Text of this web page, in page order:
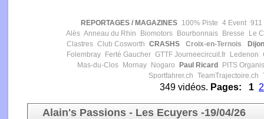
REPORTAGES / MAGAZINES 100% Piste 4 Event 911
Alès Anneau du Rhin Biomotors Bourbonnais Bresse
Le
Clastres Club Cosworth CRASHS Croix-en-Ternois
Folembray
Ferté Gaucher GTTFJourneecircuit.fr Ledenon
Mas-du-Clos
Mornay Nogaro Paul Ricard
PITS
Sportfahrer.ch TeamTrajectoire.ch
349 vidéos. Pages: 1 2
Alain's Passions - Les Ecuyers -19/04/26